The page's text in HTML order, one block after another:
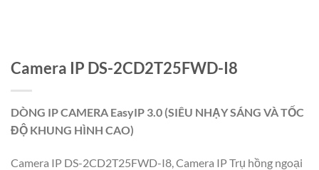
Camera IP DS-2CD2T25FWD-I8
DÒNG IP CAMERA EasyIP 3.0 (SIÊU NHẠY SÁNG VÀ TỐC
ĐỘ KHUNG HÌNH CAO)
Camera IP DS-2CD2T25FWD-I8, Camera IP Trụ hồng ngoại